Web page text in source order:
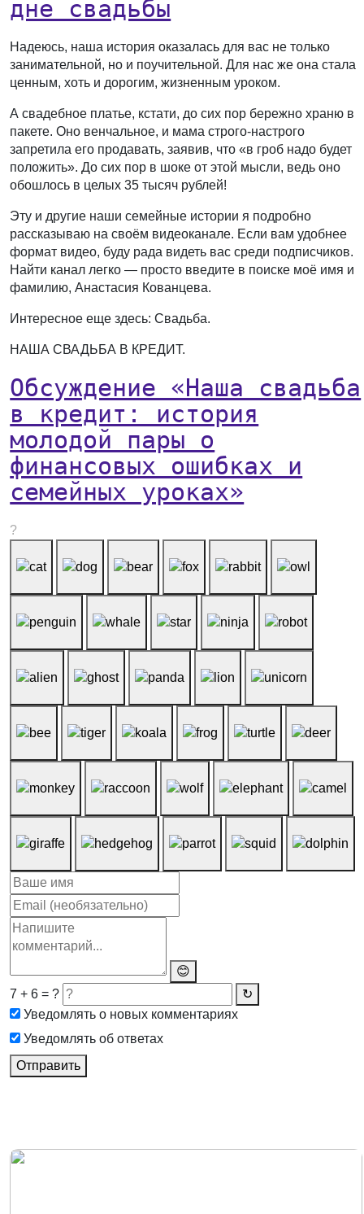
дне свадьбы
Надеюсь, наша история оказалась для вас не только
занимательной, но и поучительной. Для нас же она стала
ценным, хоть и дорогим, жизненным уроком.
А свадебное платье, кстати, до сих пор бережно храню в
пакете. Оно венчальное, и мама строго-настрого
запретила его продавать, заявив, что «в гроб надо будет
положить». До сих пор в шоке от этой мысли, ведь оно
обошлось в целых 35 тысяч рублей!
Эту и другие наши семейные истории я подробно
рассказываю на своём видеоканале. Если вам удобнее
формат видео, буду рада видеть вас среди подписчиков.
Найти канал легко — просто введите в поиске моё имя и
фамилию, Анастасия Кованцева.
Интересное еще здесь: Свадьба.
НАША СВАДЬБА В КРЕДИТ.
Обсуждение «Наша свадьба
в кредит: история
молодой пары о
финансовых ошибках и
семейных уроках»
?
😊
7 + 6 = ?
↻
Уведомлять о новых комментариях
Уведомлять об ответах
Отправить